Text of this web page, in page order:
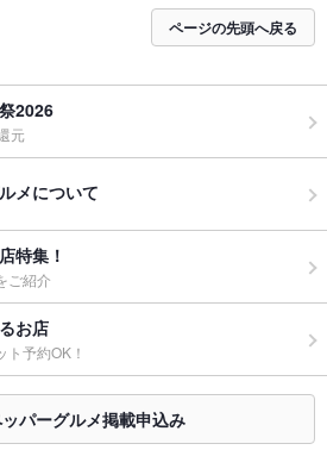
ページの先頭へ戻る
2026
元
メについて
特集！
ご紹介
お店
予約OK！
パーグルメ掲載申込み